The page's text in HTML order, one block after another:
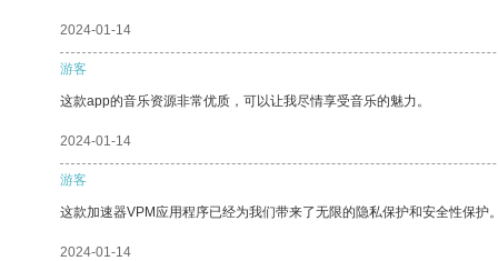
2024-01-14
游客
这款app的音乐资源非常优质，可以让我尽情享受音乐的魅力。
2024-01-14
游客
这款加速器VPM应用程序已经为我们带来了无限的隐私保护和安全性保护
2024-01-14